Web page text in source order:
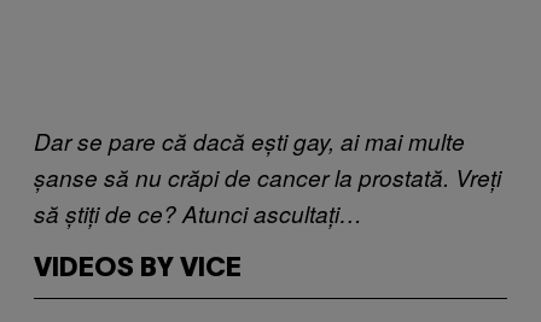
Dar se pare că dacă ești gay, ai mai multe
șanse să nu crăpi de cancer la prostată. Vreți
să știți de ce? Atunci ascultați…
VIDEOS BY VICE